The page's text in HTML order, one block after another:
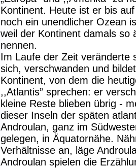
Kontinent. Heute ist er bis
noch ein unendlicher Ozean
weil der Kontinent damals so
nennen.
Im Laufe der Zeit veränderte
sich, verschwanden und
Kontinent, von dem die
,,Atlantis” sprechen: er
kleine Reste blieben übrig -
dieser Inseln der späten
Androulan, ganz im
gelegen, in Äquatornähe.
Verhältnisse an, läge
Androulan spielen die